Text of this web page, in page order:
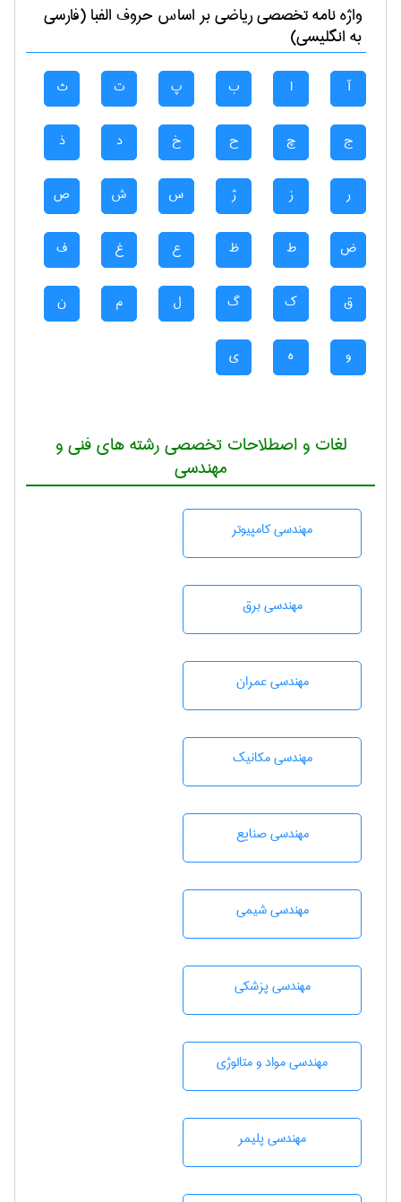
واژه نامه تخصصیرياضیبر اساس حروف الفبا (فارسی
به انگلیسی)
آ ا ب پ ت ث
ج چ ح خ د ذ
ر ز ژ س ش ص
ض ط ظ ع غ ف
ق ک گ ل م ن
و ه ی
لغات و اصطلاحات تخصصی رشته های فنی و
مهندسی
مهندسی كامپيوتر
مهندسی برق
مهندسی عمران
مهندسی مکانیک
مهندسی صنايع
مهندسي شيمی
مهندسی پزشکی
مهندسی مواد و متالوژی
مهندسی پليمر